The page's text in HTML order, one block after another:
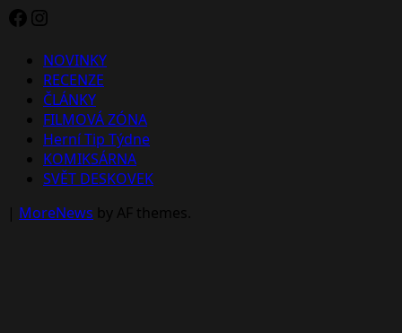
Facebook
Instagram
NOVINKY
RECENZE
ČLÁNKY
FILMOVÁ ZÓNA
Herní Tip Týdne
KOMIKSÁRNA
SVĚT DESKOVEK
| MoreNews by AF themes.